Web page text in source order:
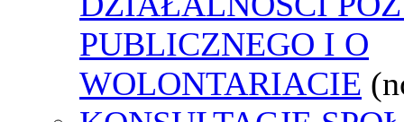
PUBLICZNEGO I O
WOLONTARIACIE